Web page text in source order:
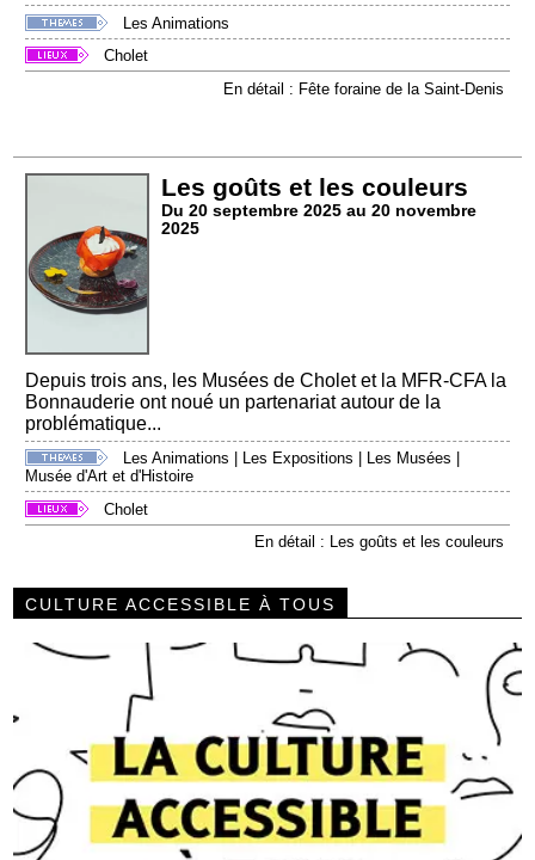
Les Animations
Cholet
En détail : Fête foraine de la Saint-Denis
Les goûts et les couleurs
Du 20 septembre 2025 au 20 novembre
2025
Depuis trois ans, les Musées de Cholet et la MFR-CFA la
Bonnauderie ont noué un partenariat autour de la
problématique...
Les Animations Les Expositions Les Musées
Musée d'Art et d'Histoire
Cholet
En détail : Les goûts et les couleurs
CULTURE ACCESSIBLE À TOUS